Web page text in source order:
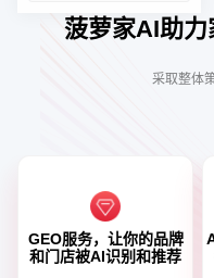
菠萝家AI助
采取整体
GEO服务，让你的品牌
和门店被AI识别和推荐